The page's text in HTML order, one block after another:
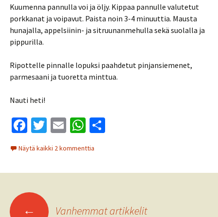
Kuumenna pannulla voi ja öljy. Kippaa pannulle valutetut
porkkanat ja voipavut. Paista noin 3-4 minuuttia. Mausta
hunajalla, appelsiinin- ja sitruunanmehulla sekä suolalla ja
pippurilla.
Ripottelle pinnalle lopuksi paahdetut pinjansiemenet,
parmesaani ja tuoretta minttua.
Nauti heti!
Fa
ce
b
o
o
T
wi
tt
er
E
ai
l
W
h
at
sA e
Näytä kaikki 2 kommenttia
Artikkelien
← Vanhemmat artikkelit